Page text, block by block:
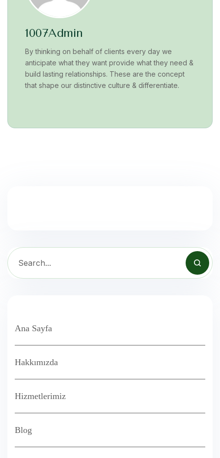
1007Admin
By thinking on behalf of clients every day we
anticipate what they want provide what they need &
build lasting relationships. These are the concept
that shape our distinctive culture & differentiate.
Ana Sayfa
Hakkımızda
Hizmetlerimiz
Blog